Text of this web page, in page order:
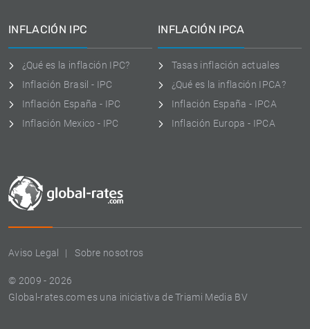
Aviso Legal Sobre nosotros
© 2009 - 2026
Global-rates.com es una iniciativa de Triami Media BV
INFLACIÓN IPC
¿Qué es la inflación IPC?
Inflación Brasil - IPC
Inflación España - IPC
Inflación Mexico - IPC
INFLACIÓN IPCA
Tasas inflación actuales
¿Qué es la inflación IPCA?
Inflación España - IPCA
Inflación Europa - IPCA